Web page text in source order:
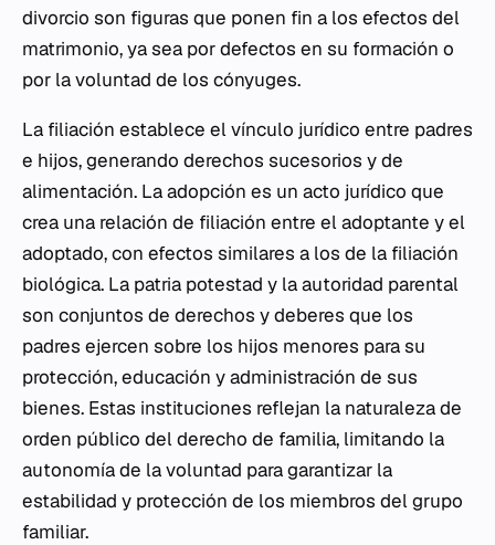
divorcio son figuras que ponen fin a los efectos del
matrimonio, ya sea por defectos en su formación o
por la voluntad de los cónyuges.
La filiación establece el vínculo jurídico entre padres
e hijos, generando derechos sucesorios y de
alimentación. La adopción es un acto jurídico que
crea una relación de filiación entre el adoptante y el
adoptado, con efectos similares a los de la filiación
biológica. La patria potestad y la autoridad parental
son conjuntos de derechos y deberes que los
padres ejercen sobre los hijos menores para su
protección, educación y administración de sus
bienes. Estas instituciones reflejan la naturaleza de
orden público del derecho de familia, limitando la
autonomía de la voluntad para garantizar la
estabilidad y protección de los miembros del grupo
familiar.